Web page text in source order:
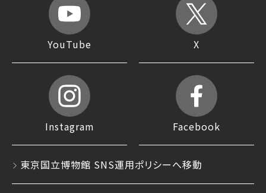
YouTube X
Instagram Facebook
東京国立博物館 SNS運用ポリシーへ移動